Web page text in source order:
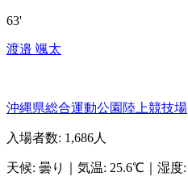
63'
渡邉 颯太
沖縄県総合運動公園陸上競技場
入場者数: 1,686人
天候: 曇り 気温: 25.6℃ 湿度: